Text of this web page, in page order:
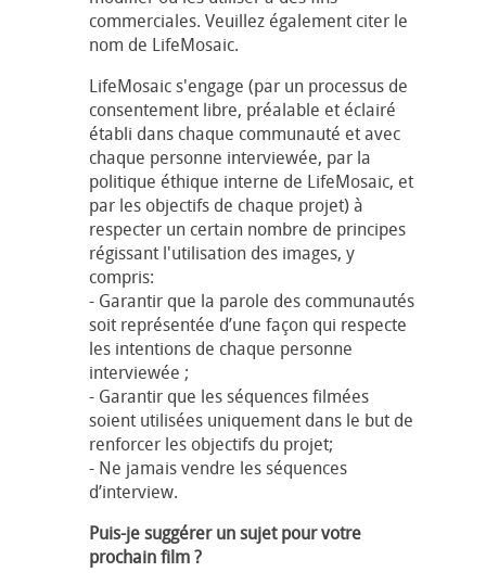
commerciales. Veuillez également citer le
nom de LifeMosaic.
LifeMosaic s'engage (par un processus de
consentement libre, préalable et éclairé
établi dans chaque communauté et avec
chaque personne interviewée, par la
politique éthique interne de LifeMosaic, et
par les objectifs de chaque projet) à
respecter un certain nombre de principes
régissant l'utilisation des images, y
compris:
- Garantir que la parole des communautés
soit représentée d’une façon qui respecte
les intentions de chaque personne
interviewée ;
- Garantir que les séquences filmées
soient utilisées uniquement dans le but de
renforcer les objectifs du projet;
- Ne jamais vendre les séquences
d’interview.
Puis-je suggérer un sujet pour votre
prochain film ?